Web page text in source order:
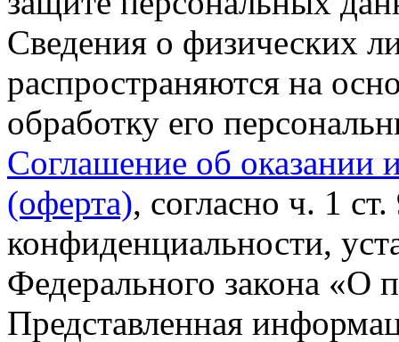
Сведения о физических
распространяются на
обработку его
Соглашение об оказании
(оферта), согласно ч. 1
конфиденциальности,
Федерального закона «О
Представленная